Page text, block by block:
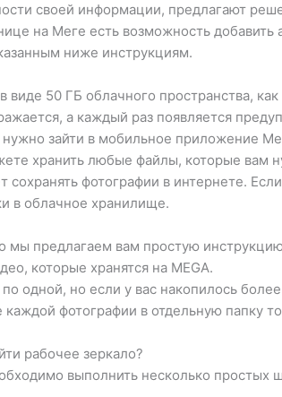
своей информации, предлагают
на Меге есть возможность добавить
ниже инструкциям.
50 ГБ облачного пространства,
а каждый раз появляется
зайти в мобильное приложение
хранить любые файлы, которые вам
фотографии в интернете.
в облачное хранилище.
мы предлагаем вам простую
которые хранятся на MEGA.
одной, но если у вас накопилось
фотографии в отдельную папку
рабочее зеркало?
выполнить несколько простых